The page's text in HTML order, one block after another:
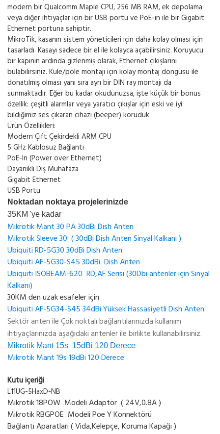
modern bir Qualcomm Maple CPU, 256 MB RAM, ek depolama
veya diğer ihtiyaçlar için bir USB portu ve PoE-in ile bir Gigabit
Ethernet portuna sahiptir.
MikroTik, kasanın sistem yöneticileri için daha kolay olması için
tasarladı. Kasayı sadece bir el ile kolayca açabilirsiniz. Koruyucu
bir kapının ardında gizlenmiş olarak, Ethernet çıkışlarını
bulabilirsiniz. Kule/pole montajı için kolay montaj döngüsü ile
donatılmış olması yanı sıra ayrı bir DIN ray montajı da
sunmaktadır. Eğer bu kadar okudunuzsa, işte küçük bir bonus
özellik: çeşitli alarmlar veya yaratıcı çıkışlar için eski ve iyi
bildiğimiz ses çıkaran cihazı (beeper) koruduk.
Ürün Özellikleri:
Modern Çift Çekirdekli ARM CPU
5 GHz Kablosuz Bağlantı
PoE-In (Power over Ethernet)
Dayanıklı Dış Muhafaza
Gigabit Ethernet
USB Portu
Noktadan noktaya projelerinizde
35KM 'ye kadar
Mikrotik Mant 30 PA 30dBi Dish Anten
Mikrotik Sleeve 30 ( 30dBi Dish Anten Sinyal Kalkanı )
Ubiquiti RD-5G30 30dBi Dish Anten
Ubiquiti AF-5G30-S45 30dBi Dish Anten
Ubiquiti ISOBEAM-620 RD,AF Serisi (30Dbi antenler için Sinyal
Kalkanı)
30KM den uzak esafeler için
Ubiquiti AF-5G34-S45 34dBi Yüksek Hassasiyetli Dish Anten
Sektör anten ile Çok noktalı bağlantılarınızda kullanım
ihtiyaçlarınızda aşağıdaki antenler ile birlikte kullanabilirsiniz.
Mikrotik Mant 15s 15dBi 120 Derece
Mikrotik Mant 19s 19dBi 120 Derece
Kutu içeriği
L11UG-5HaxD-NB
Mikrotik 18POW Modeli Adaptör ( 24V,0.8A )
Mikrotik RBGPOE Modeli Poe Y Konnektörü
Bağlantı Aparatları ( Vida,Kelepçe, Koruma Kapağı )